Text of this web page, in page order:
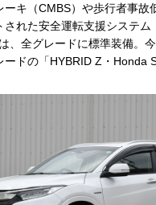
ーキ（CMBS）や歩行者事故
された安全運転支援システム
、全グレードに標準装備。
ードの「HYBRID Z・Honda